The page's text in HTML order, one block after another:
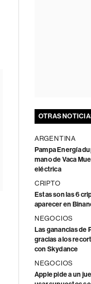
OTRAS
ARGENTINA
Pampa Energía
mano de Vaca
eléctrica
CRIPTO
Estas son las 6
aparecer en
NEGOCIOS
Las ganancias de
gracias a los
con Skydance
NEGOCIOS
Apple pide a un